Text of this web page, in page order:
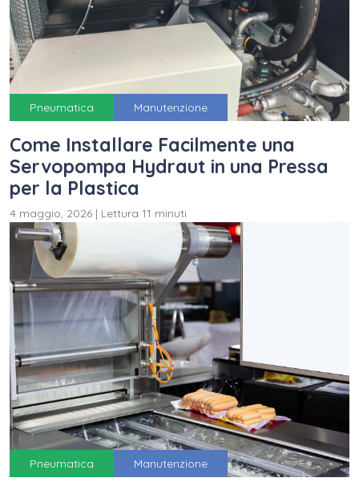
Pneumatica Manutenzione
Come Installare Facilmente una
Servopompa Hydraut in una Pressa
per la Plastica
4 maggio, 2026 | Lettura 11 minuti
Pneumatica Manutenzione